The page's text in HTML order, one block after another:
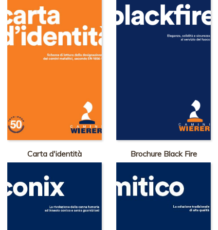
Carta d'identità Brochure Black Fire